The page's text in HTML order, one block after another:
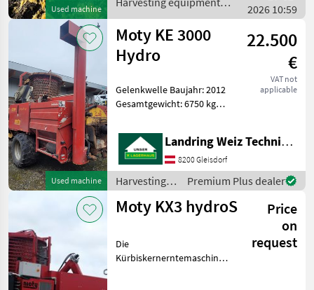
Used machine
Betriebstunden umgeb
crop fields / Moty
2026 10:59
Used machine
Moty KE 3000
Hydro
22.500
€
VAT not
applicable
Gelenkwelle Baujahr: 2012
Gesamtgewicht: 6750 kg
equipment crop fields
Pumkin seed harvesters
Landring Weiz Technikzentrum Süd
8200 Gleisdorf
Harvesting
equipment
crop fields /
Premium Plus dealer
Moty KX3 hydroS
Price
on
request
Die
Kürbiskernerntemaschine